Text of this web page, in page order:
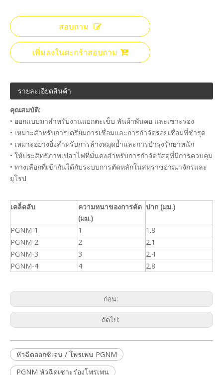
สอบถาม
เพิ่มลงในตะกร้าสอบถาม
รายละเอียดสินค้า
คุณสมบัติ:
• ออกแบบมาสำหรับงานแยกตะเข็บ พันผ้าพันคอ และเซาะร่อง
• เหมาะสำหรับการเตรียมการเชื่อมและการกำจัดรอยเชื่อมที่ชำรุด
• เหมาะอย่างยิ่งสำหรับการล้างหมุดย้ำและการบำรุงรักษาหนัก
• ให้ประสิทธิภาพเปลวไฟที่มั่นคงสำหรับการกำจัดวัสดุที่มีการควบคุม
• ทางเลือกที่เข้ากันได้กับระบบการตัดหลักในสหราชอาณาจักรและ
ยุโรป
เคล็ดลับ
ความหนาของการตัด
(มม.)
ปาก (มม.)
PGNM-1 1
1.8
PGNM-2
2
2.1
PGNM-3
3
2.4
PGNM-4
4 2.8
ก่อน:
ถัดไป:
หัวฉีดออกซิเจน / โพรเพน PGNM
PGNM หัวฉีดเซาะร่องโพรเพน